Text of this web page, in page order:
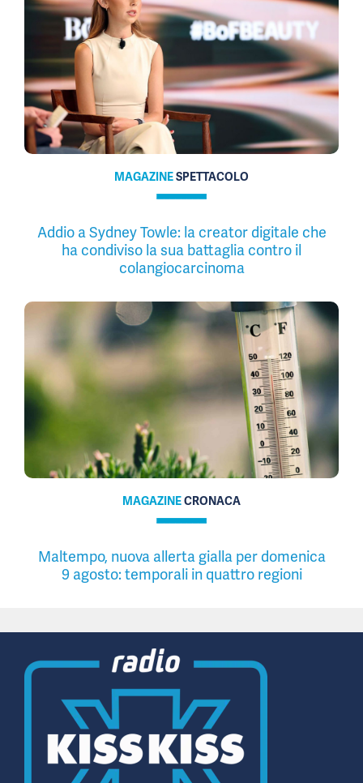
MAGAZINESPETTACOLO
Addio a Sydney Towle: la creator digitale che
ha condiviso la sua battaglia contro il
colangiocarcinoma
MAGAZINECRONACA
Maltempo, nuova allerta gialla per domenica
9 agosto: temporali in quattro regioni